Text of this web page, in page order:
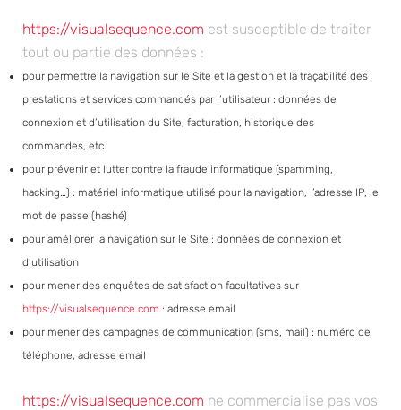
https://visualsequence.com est susceptible de traiter
tout ou partie des données :
pour permettre la navigation sur le Site et la gestion et la traçabilité des
prestations et services commandés par l’utilisateur : données de
connexion et d’utilisation du Site, facturation, historique des
commandes, etc.
pour prévenir et lutter contre la fraude informatique (spamming,
hacking…) : matériel informatique utilisé pour la navigation, l’adresse IP, le
mot de passe (hashé)
pour améliorer la navigation sur le Site : données de connexion et
d’utilisation
pour mener des enquêtes de satisfaction facultatives sur
https://visualsequence.com : adresse email
pour mener des campagnes de communication (sms, mail) : numéro de
téléphone, adresse email
https://visualsequence.com ne commercialise pas vos